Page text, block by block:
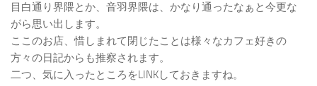
目白通り界隈とか、音羽界隈は、かなり通ったなぁと今更な
がら思い出します。
ここのお店、惜しまれて閉じたことは様々なカフェ好きの
方々の日記からも推察されます。
二つ、気に入ったところをLINKしておきますね。